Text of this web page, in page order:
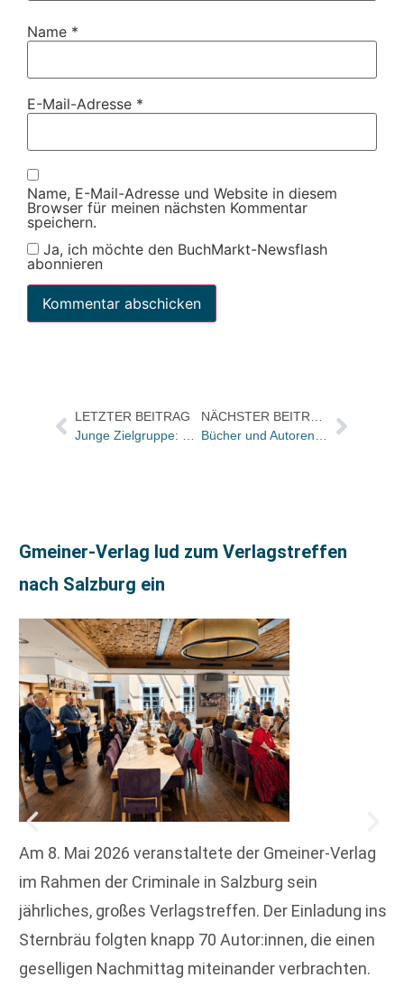
Name *
E-Mail-Adresse *
Name, E-Mail-Adresse und Website in diesem
Browser für meinen nächsten Kommentar
speichern.
Ja, ich möchte den BuchMarkt-Newsflash
abonnieren
LETZTER BEITRAG
Gmeiner-Verlag lud zum Verlagstreffen
nach Salzburg ein
Am 8. Mai 2026 veranstaltete der Gmeiner-Verlag
im Rahmen der Criminale in Salzburg sein
jährliches, großes Verlagstreffen. Der Einladung ins
Sternbräu folgten knapp 70 Autor:innen, die einen
geselligen Nachmittag miteinander verbrachten.